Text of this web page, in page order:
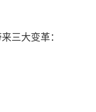
三大变革：